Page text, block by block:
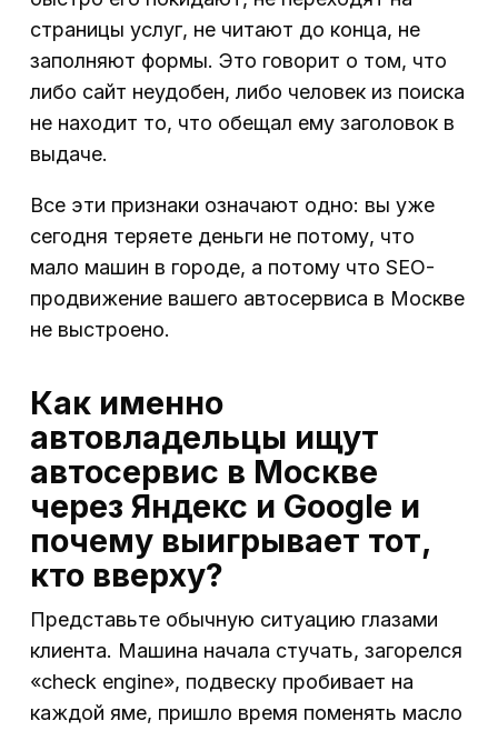
страницы услуг, не читают до конца, не
заполняют формы. Это говорит о том, что
либо сайт неудобен, либо человек из поиска
не находит то, что обещал ему заголовок в
выдаче.
Все эти признаки означают одно: вы уже
сегодня теряете деньги не потому, что
мало машин в городе, а потому что SEO-
продвижение вашего автосервиса в Москве
не выстроено.
Как именно
автовладельцы ищут
автосервис в Москве
через Яндекс и Google и
почему выигрывает тот,
кто вверху?
Представьте обычную ситуацию глазами
клиента. Машина начала стучать, загорелся
«check engine», подвеску пробивает на
каждой яме, пришло время поменять масло